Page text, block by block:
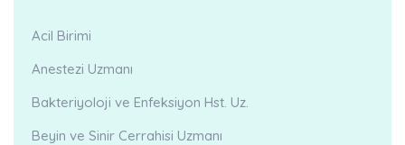
Acil Birimi
Anestezi Uzmanı
Bakteriyoloji ve Enfeksiyon Hst. Uz.
Beyin ve Sinir Cerrahisi Uzmanı